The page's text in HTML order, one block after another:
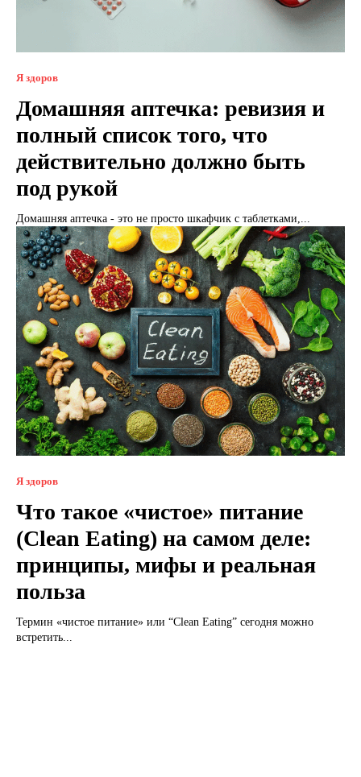
Я здоров
Домашняя аптечка: ревизия и
полный список того, что
действительно должно быть
под рукой
Домашняя аптечка - это не просто шкафчик с таблетками,...
Я здоров
Что такое «чистое» питание
(Clean Eating) на самом деле:
принципы, мифы и реальная
польза
Термин «чистое питание» или “Clean Eating” сегодня можно
встретить...